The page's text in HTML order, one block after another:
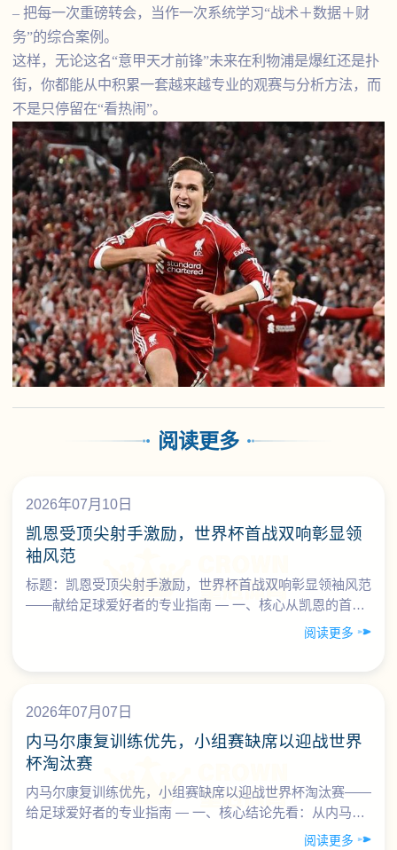
– 把每一次重磅转会，当作一次系统学习“战术＋数据＋财
务”的综合案例。
这样，无论这名“意甲天才前锋”未来在利物浦是爆红还是扑
街，你都能从中积累一套越来越专业的观赛与分析方法，而
不是只停留在“看热闹”。
阅读更多
2026年07月10日
凯恩受顶尖射手激励，世界杯首战双响彰显领
袖风范
标题：凯恩受顶尖射手激励，世界杯首战双响彰显领袖风范
——献给足球爱好者的专业指南 — 一、核心从凯恩的首战
双响，看“顶级射手+领袖气质”的完整范本 以哈里·凯恩……
阅读更多
2026年07月07日
内马尔康复训练优先，小组赛缺席以迎战世界
杯淘汰赛
内马尔康复训练优先，小组赛缺席以迎战世界杯淘汰赛——
给足球爱好者的专业指南 — 一、核心结论先看：从内马尔
的选择中，你能学到什么？ 围绕“内马尔康复训练优先，
阅读更多